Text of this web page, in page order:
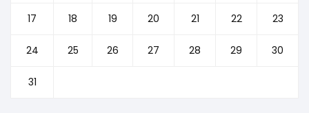
17 18 19 20 21 22 23
24 25 26 27 28 29 30
31